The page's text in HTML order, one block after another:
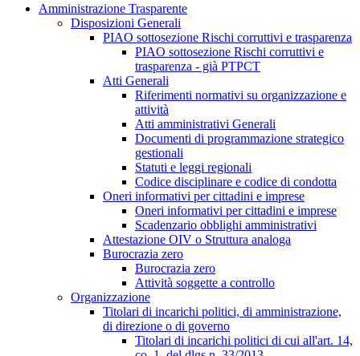
Amministrazione Trasparente
Disposizioni Generali
PIAO sottosezione Rischi corruttivi e trasparenza
PIAO sottosezione Rischi corruttivi e
trasparenza - già PTPCT
Atti Generali
Riferimenti normativi su organizzazione e
attività
Atti amministrativi Generali
Documenti di programmazione strategico
gestionali
Statuti e leggi regionali
Codice disciplinare e codice di condotta
Oneri informativi per cittadini e imprese
Oneri informativi per cittadini e imprese
Scadenzario obblighi amministrativi
Attestazione OIV o Struttura analoga
Burocrazia zero
Burocrazia zero
Attività soggette a controllo
Organizzazione
Titolari di incarichi politici, di amministrazione,
di direzione o di governo
Titolari di incarichi politici di cui all'art. 14,